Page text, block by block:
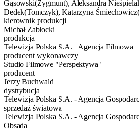
Gąsowski(Zygmunt), Aleksandra
Dedek(Tomczyk), Katarzyna
kierownik produkcji
Michał Zabłocki
produkcja
Telewizja Polska S.A. - Agencja Filmowa
producent wykonawczy
Studio Filmowe "Perspektywa"
producent
Jerzy Buchwald
dystrybucja
Telewizja Polska S.A. - Agencja
sprzedaż światowa
Telewizja Polska S.A. - Agencja
Obsada